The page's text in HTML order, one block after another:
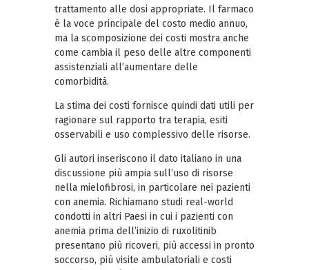
trattamento alle dosi appropriate. Il farmaco
è la voce principale del costo medio annuo,
ma la scomposizione dei costi mostra anche
come cambia il peso delle altre componenti
assistenziali all’aumentare delle
comorbidità.
La stima dei costi fornisce quindi dati utili per
ragionare sul rapporto tra terapia, esiti
osservabili e uso complessivo delle risorse.
Gli autori inseriscono il dato italiano in una
discussione più ampia sull’uso di risorse
nella mielofibrosi, in particolare nei pazienti
con anemia. Richiamano studi real-world
condotti in altri Paesi in cui i pazienti con
anemia prima dell’inizio di ruxolitinib
presentano più ricoveri, più accessi in pronto
soccorso, più visite ambulatoriali e costi